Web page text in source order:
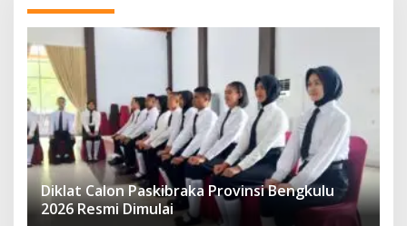
Diklat Calon Paskibraka Provinsi Bengkulu
2026 Resmi Dimulai